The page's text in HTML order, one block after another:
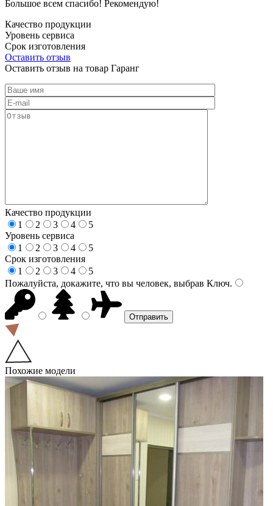
Большое всем спасибо! Рекомендую!
Качество продукции
Уровень сервиса
Срок изготовления
Оставить отзыв
Оставить отзыв на товар Гаранг
Качество продукции
1
2 3 4
5
Уровень сервиса
1
2 3 4
5
Срок изготовления
1
2 3 4
5
Пожалуйста, докажите, что вы человек, выбрав Ключ.
Похожие модели